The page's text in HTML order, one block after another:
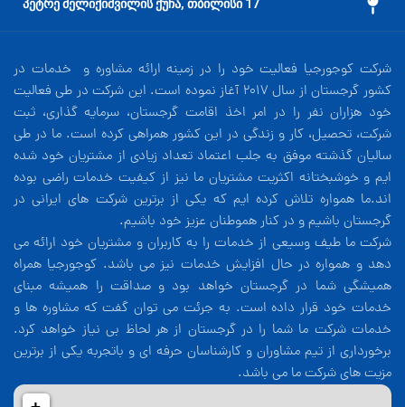
17 პეტრე მელიქიშვილის ქუჩა, თბილისი
شرکت کوجورجیا فعالیت خود را در زمینه ارائه مشاوره و خدمات در
کشور گرجستان از سال 2017 آغاز نموده است. این شرکت در طی فعالیت
خود هزاران نفر را در امر اخذ اقامت گرجستان، سرمایه گذاری، ثبت
شرکت، تحصیل، کار و زندگی در این کشور همراهی کرده است. ما در طی
سالیان گذشته موفق به جلب اعتماد تعداد زیادی از مشتریان خود شده
ایم و خوشبختانه اکثریت مشتریان ما نیز از کیفیت خدمات راضی بوده
اند.ما همواره تلاش کرده ایم که یکی از برترین شرکت های ایرانی در
گرجستان باشیم و در کنار هموطنان عزیز خود باشیم.
شرکت ما طیف وسیعی از خدمات را به کاربران و مشتریان خود ارائه می
دهد و همواره در حال افزایش خدمات نیز می باشد. کوجورجیا همراه
همیشگی شما در گرجستان خواهد بود و صداقت را همیشه مبنای
خدمات خود قرار داده است. به جرئت می توان گفت که مشاوره ها و
خدمات شرکت ما شما را در گرجستان از هر لحاظ بی نیاز خواهد کرد.
برخورداری از تیم مشاوران و کارشناسان حرفه ای و باتجربه یکی از برترین
مزیت های شرکت ما می باشد.